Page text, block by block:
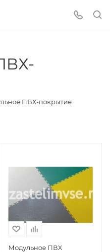
ПВХ-покрытие
Модульное ПВХ